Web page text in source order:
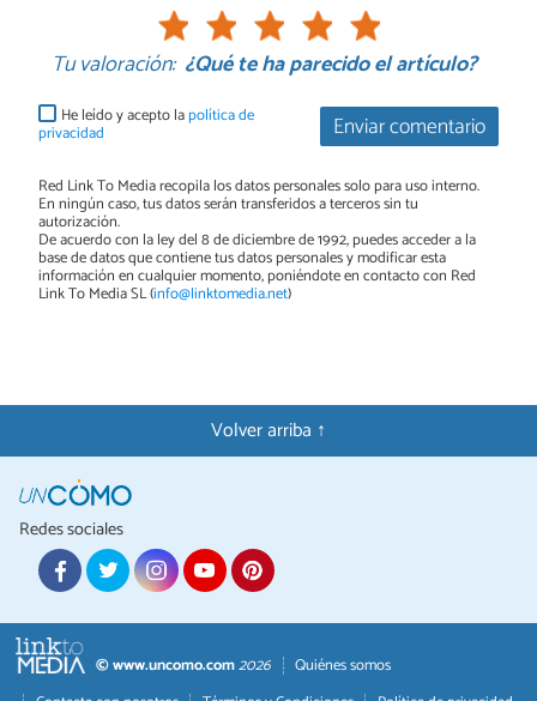
Tu valoración: ¿Qué te ha parecido el artículo?
Enviar comentario
He leído y acepto lapolítica de
privacidad
Red Link To Media recopila los datos personales solo para uso interno.
En ningún caso, tus datos serán transferidos a terceros sin tu
autorización.
De acuerdo con la ley del 8 de diciembre de 1992, puedes acceder a la
base de datos que contiene tus datos personales y modificar esta
información en cualquier momento, poniéndote en contacto con Red
Link To Media SL (info@linktomedia.net)
Volver arriba ↑
Redes sociales
© www.uncomo.com2026
Quiénes somos